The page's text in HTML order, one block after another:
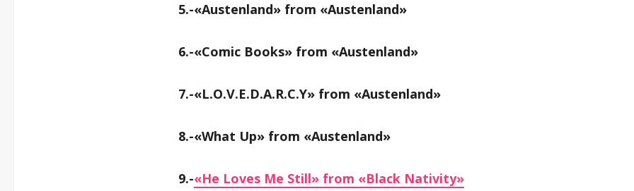
5.-«Austenland» from «Austenland»
6.-«Comic Books» from «Austenland»
7.-«L.O.V.E.D.A.R.C.Y» from «Austenland»
8.-«What Up» from «Austenland»
9.-«He Loves Me Still» from «Black Nativity»